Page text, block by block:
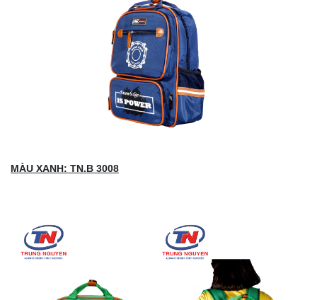
MÀU XANH: TN.B 3008